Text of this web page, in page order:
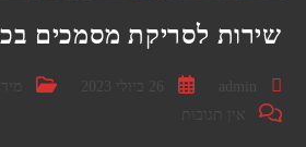
שירות לסריקת מסמכים
מחבר: פורסם: קטגוריה:
תגובות: אין תגובות